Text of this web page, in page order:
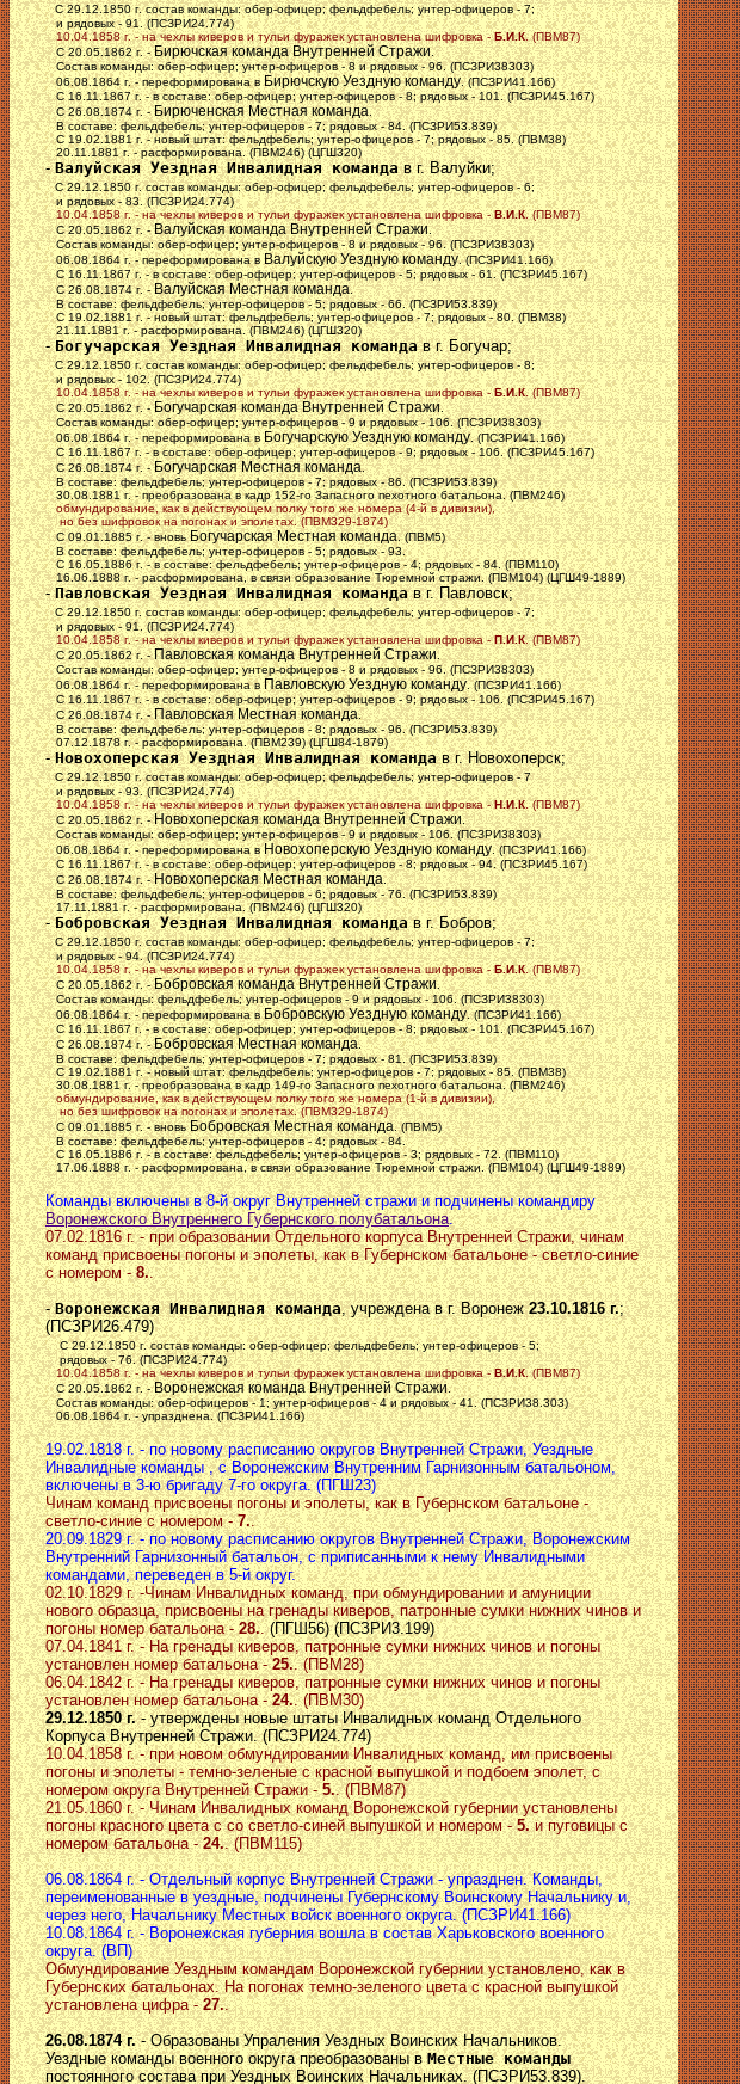
С 29.12.1850 г. состав команды: обер-офицер; фельдфебель; унтер-офицеров - 7;
и рядовых - 91. (ПСЗРИ24.774)
10.04.1858 г. - на чехлы киверов и тульи фуражек установлена шифровка -Б.И.К. (ПВМ87)
С 20.05.1862 г. -Бирючская команда Внутренней Стражи.
Состав команды: обер-офицер; унтер-офицеров - 8 и рядовых - 96. (ПСЗРИ38303)
06.08.1864 г. - переформирована вБирючскую Уездную команду. (ПСЗРИ41.166)
С 16.11.1867 г. - в составе: обер-офицер; унтер-офицеров - 8; рядовых - 101. (ПСЗРИ45.167)
С 26.08.1874 г. -Бирюченская Местная команда.
В составе: фельдфебель; унтер-офицеров - 7; рядовых - 84. (ПСЗРИ53.839)
С 19.02.1881 г. - новый штат: фельдфебель; унтер-офицеров - 7; рядовых - 85. (ПВМ38)
20.11.1881 г. - расформирована. (ПВМ246) (ЦГШ320)
-Валуйская Уездная Инвалидная командав г. Валуйки;
С 29.12.1850 г. состав команды: обер-офицер; фельдфебель; унтер-офицеров - 6;
и рядовых - 83. (ПСЗРИ24.774)
10.04.1858 г. - на чехлы киверов и тульи фуражек установлена шифровка -В.И.К. (ПВМ87)
С 20.05.1862 г. -Валуйская команда Внутренней Стражи.
Состав команды: обер-офицер; унтер-офицеров - 8 и рядовых - 96. (ПСЗРИ38303)
06.08.1864 г. - переформирована вВалуйскую Уездную команду. (ПСЗРИ41.166)
С 16.11.1867 г. - в составе: обер-офицер; унтер-офицеров - 5; рядовых - 61. (ПСЗРИ45.167)
С 26.08.1874 г. -Валуйская Местная команда.
В составе: фельдфебель; унтер-офицеров - 5; рядовых - 66. (ПСЗРИ53.839)
С 19.02.1881 г. - новый штат: фельдфебель; унтер-офицеров - 7; рядовых - 80. (ПВМ38)
21.11.1881 г. - расформирована. (ПВМ246) (ЦГШ320)
-Богучарская Уездная Инвалидная командав г. Богучар;
С 29.12.1850 г. состав команды: обер-офицер; фельдфебель; унтер-офицеров - 8;
и рядовых - 102. (ПСЗРИ24.774)
10.04.1858 г. - на чехлы киверов и тульи фуражек установлена шифровка -Б.И.К. (ПВМ87)
С 20.05.1862 г. -Богучарская команда Внутренней Стражи.
Состав команды: обер-офицер; унтер-офицеров - 9 и рядовых - 106. (ПСЗРИ38303)
06.08.1864 г. - переформирована вБогучарскую Уездную команду. (ПСЗРИ41.166)
С 16.11.1867 г. - в составе: обер-офицер; унтер-офицеров - 9; рядовых - 106. (ПСЗРИ45.167)
С 26.08.1874 г. -Богучарская Местная команда.
В составе: фельдфебель; унтер-офицеров - 7; рядовых - 86. (ПСЗРИ53.839)
30.08.1881 г. - преобразована в кадр 152-го Запасного пехотного батальона. (ПВМ246)
обмундирование, как в действующем полку того же номера (4-й в дивизии),
но без шифровок на погонах и эполетах. (ПВМ329-1874)
С 09.01.1885 г. - вновьБогучарская Местная команда. (ПВМ5)
В составе: фельдфебель; унтер-офицеров - 5; рядовых - 93.
С 16.05.1886 г. - в составе: фельдфебель; унтер-офицеров - 4; рядовых - 84. (ПВМ110)
16.06.1888 г. - расформирована, в связи образование Тюремной стражи. (ПВМ104) (ЦГШ49-1889)
-Павловская Уездная Инвалидная командав г. Павловск;
С 29.12.1850 г. состав команды: обер-офицер; фельдфебель; унтер-офицеров - 7;
и рядовых - 91. (ПСЗРИ24.774)
10.04.1858 г. - на чехлы киверов и тульи фуражек установлена шифровка -П.И.К. (ПВМ87)
С 20.05.1862 г. -Павловская команда Внутренней Стражи.
Состав команды: обер-офицер; унтер-офицеров - 8 и рядовых - 96. (ПСЗРИ38303)
06.08.1864 г. - переформирована вПавловскую Уездную команду. (ПСЗРИ41.166)
С 16.11.1867 г. - в составе: обер-офицер; унтер-офицеров - 9; рядовых - 106. (ПСЗРИ45.167)
С 26.08.1874 г. -Павловская Местная команда.
В составе: фельдфебель; унтер-офицеров - 8; рядовых - 96. (ПСЗРИ53.839)
07.12.1878 г. - расформирована. (ПВМ239) (ЦГШ84-1879)
-Новохоперская Уездная Инвалидная командав г. Новохоперск;
С 29.12.1850 г. состав команды: обер-офицер; фельдфебель; унтер-офицеров - 7
и рядовых - 93. (ПСЗРИ24.774)
10.04.1858 г. - на чехлы киверов и тульи фуражек установлена шифровка -Н.И.К. (ПВМ87)
С 20.05.1862 г. -Новохоперская команда Внутренней Стражи.
Состав команды: обер-офицер; унтер-офицеров - 9 и рядовых - 106. (ПСЗРИ38303)
06.08.1864 г. - переформирована вНовохоперскую Уездную команду. (ПСЗРИ41.166)
С 16.11.1867 г. - в составе: обер-офицер; унтер-офицеров - 8; рядовых - 94. (ПСЗРИ45.167)
С 26.08.1874 г. -Новохоперская Местная команда.
В составе: фельдфебель; унтер-офицеров - 6; рядовых - 76. (ПСЗРИ53.839)
17.11.1881 г. - расформирована. (ПВМ246) (ЦГШ320)
-Бобровская Уездная Инвалидная командав г. Бобров;
С 29.12.1850 г. состав команды: обер-офицер; фельдфебель; унтер-офицеров - 7;
и рядовых - 94. (ПСЗРИ24.774)
10.04.1858 г. - на чехлы киверов и тульи фуражек установлена шифровка -Б.И.К. (ПВМ87)
С 20.05.1862 г. -Бобровская команда Внутренней Стражи.
Состав команды: фельдфебель; унтер-офицеров - 9 и рядовых - 106. (ПСЗРИ38303)
06.08.1864 г. - переформирована вБобровскую Уездную команду. (ПСЗРИ41.166)
С 16.11.1867 г. - в составе: обер-офицер; унтер-офицеров - 8; рядовых - 101. (ПСЗРИ45.167)
С 26.08.1874 г. -Бобровская Местная команда.
В составе: фельдфебель; унтер-офицеров - 7; рядовых - 81. (ПСЗРИ53.839)
С 19.02.1881 г. - новый штат: фельдфебель; унтер-офицеров - 7; рядовых - 85. (ПВМ38)
30.08.1881 г. - преобразована в кадр 149-го Запасного пехотного батальона. (ПВМ246)
обмундирование, как в действующем полку того же номера (1-й в дивизии),
но без шифровок на погонах и эполетах. (ПВМ329-1874)
С 09.01.1885 г. - вновьБобровская Местная команда. (ПВМ5)
В составе: фельдфебель; унтер-офицеров - 4; рядовых - 84.
С 16.05.1886 г. - в составе: фельдфебель; унтер-офицеров - 3; рядовых - 72. (ПВМ110)
17.06.1888 г. - расформирована, в связи образование Тюремной стражи. (ПВМ104) (ЦГШ49-1889)
Команды включены в 8-й округ Внутренней стражи и подчинены командиру
Воронежского Внутреннего Губернского полубатальона.
07.02.1816 г. - при образовании Отдельного корпуса Внутренней Стражи, чинам
команд присвоены погоны и эполеты, как в Губернском батальоне - светло-синие
с номером -8..
-Воронежская Инвалидная команда, учреждена в г. Воронеж23.10.1816 г.;
(ПСЗРИ26.479)
С 29.12.1850 г. состав команды: обер-офицер; фельдфебель; унтер-офицеров - 5;
рядовых - 76. (ПСЗРИ24.774)
10.04.1858 г. - на чехлы киверов и тульи фуражек установлена шифровка -В.И.К. (ПВМ87)
С 20.05.1862 г. -Воронежская команда Внутренней Стражи.
Состав команды: обер-офицеров - 1; унтер-офицеров - 4 и рядовых - 41. (ПСЗРИ38.303)
06.08.1864 г. - упразднена. (ПСЗРИ41.166)
19.02.1818 г. - по новому расписанию округов Внутренней Стражи, Уездные
Инвалидные команды , с Воронежским Внутренним Гарнизонным батальоном,
включены в 3-ю бригаду 7-го округа. (ПГШ23)
Чинам команд присвоены погоны и эполеты, как в Губернском батальоне -
светло-синие с номером -7..
20.09.1829 г. - по новому расписанию округов Внутренней Стражи, Воронежским
Внутренний Гарнизонный батальон, с приписанными к нему Инвалидными
командами, переведен в 5-й округ.
02.10.1829 г. -Чинам Инвалидных команд, при обмундировании и амуниции
нового образца, присвоены на гренады киверов, патронные сумки нижних чинов и
погоны номер батальона -28..(ПГШ56) (ПСЗРИ3.199)
07.04.1841 г. - На гренады киверов, патронные сумки нижних чинов и погоны
установлен номер батальона -25.. (ПВМ28)
06.04.1842 г. - На гренады киверов, патронные сумки нижних чинов и погоны
установлен номер батальона -24.. (ПВМ30)
29.12.1850 г.- утверждены новые штаты Инвалидных команд Отдельного
Корпуса Внутренней Стражи. (ПСЗРИ24.774)
10.04.1858 г. - при новом обмундировании Инвалидных команд, им присвоены
погоны и эполеты - темно-зеленые с красной выпушкой и подбоем эполет, с
номером округа Внутренней Стражи -5.. (ПВМ87)
21.05.1860 г. - Чинам Инвалидных команд Воронежской губернии установлены
погоны красного цвета с со светло-синей выпушкой и номером -5.и пуговицы с
номером батальона -24.. (ПВМ115)
06.08.1864 г. - Отдельный корпус Внутренней Стражи - упразднен. Команды,
переименованные в уездные, подчинены Губернскому Воинскому Начальнику и,
через него, Начальнику Местных войск военного округа. (ПСЗРИ41.166)
10.08.1864 г. - Воронежская губерния вошла в состав Харьковского военного
округа. (ВП)
Обмундирование Уездным командам Воронежской губернии установлено, как в
Губернских батальонах. На погонах темно-зеленого цвета с красной выпушкой
установлена цифра -27..
26.08.1874 г.- Образованы Упраления Уездных Воинских Начальников.
Уездные команды военного округа преобразованы вМестные команды
постоянного состава при Уездных Воинских Начальниках. (ПСЗРИ53.839).